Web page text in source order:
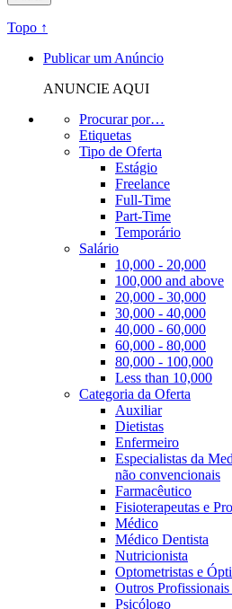
Topo ↑
Publicar um Anúncio
ANUNCIE AQUI
Procurar por…
Etiquetas
Tipo de Oferta
Estágio
Freelance
Full-Time
Part-Time
Temporário
Salário
10,000 - 20,000
100,000 and above
20,000 - 30,000
30,000 - 40,000
40,000 - 60,000
60,000 - 80,000
80,000 - 100,000
Less than 10,000
Categoria da Oferta
Auxiliar
Dietistas
Enfermeiro
Especialistas da
não convencionais
Farmacêutico
Fisioterapeutas e
Médico
Médico Dentista
Nutricionista
Optometristas e
Outros
Psicólogo